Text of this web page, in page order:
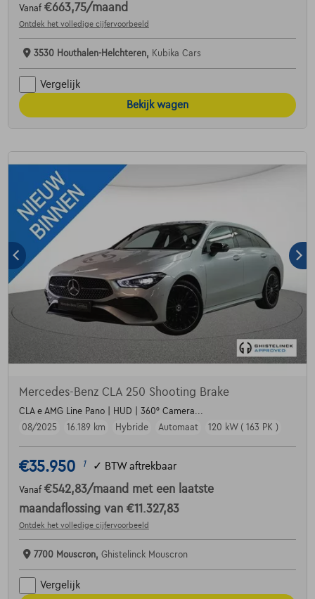
Vanaf €663,75/maand
Ontdek het volledige cijfervoorbeeld
3530 Houthalen-Helchteren, Kubika Cars
Vergelijk
Bekijk wagen
Mercedes-Benz CLA 250 Shooting Brake
CLA e AMG Line Pano | HUD | 360° Camera...
08/2025
16.189 km Hybride Automaat 120 kW ( 163 PK )
€35.950 1 ✓ BTW aftrekbaar
Vanaf €542,83/maand met een laatste
maandaflossing van €11.327,83
Ontdek het volledige cijfervoorbeeld
7700 Mouscron, Ghistelinck Mouscron
Vergelijk